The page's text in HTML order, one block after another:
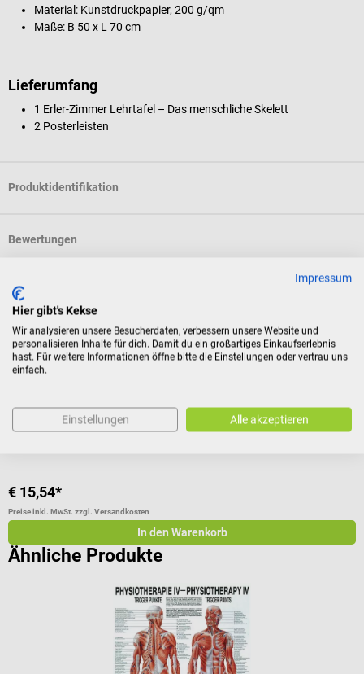
Material: Kunstdruckpapier, 200 g/qm
Maße: B 50 x L 70 cm
Lieferumfang
1 Erler-Zimmer Lehrtafel – Das menschliche Skelett
2 Posterleisten
Produktidentifikation
Bewertungen
Kunden kauften auch
Erler-Zimmer
Lehrtafel – Innere Organe
Anatomisches Poster mit Aufhängeschienen
€ 15,54*
Preise inkl. MwSt. zzgl. Versandkosten
In den Warenkorb
Ähnliche Produkte
Impressum
Hier gibt's Kekse
Wir analysieren unsere Besucherdaten, verbessern unsere Website und
personalisieren Inhalte für dich. Damit du ein großartiges Einkaufserlebnis
hast. Für weitere Informationen öffne bitte die Einstellungen oder vertrau uns
einfach.
Einstellungen Alle akzeptieren